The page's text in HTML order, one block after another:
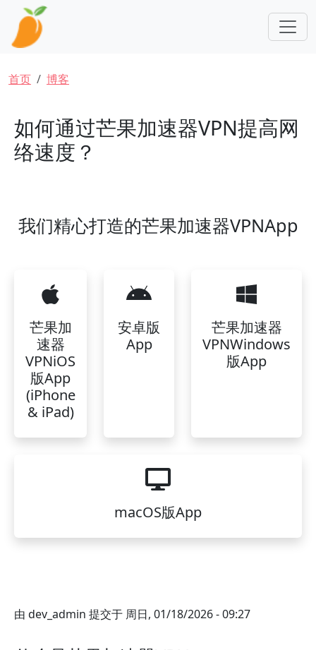
跳转到主要内容
面包屑
首页 博客
如何通过芒果加速器VPN提高网
络速度？
我们精心打造的芒果加速器VPNApp
芒果加
速器
VPNiOS
版App
(iPhone
& iPad)
安卓版
App
芒果加速器
VPNWindows
版App
macOS版App
由 dev_admin 提交于 周日, 01/18/2026 - 09:27